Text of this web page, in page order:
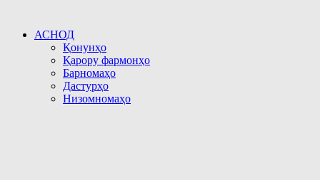
АСНОД
Қонунҳо
Қарору фармонҳо
Барномаҳо
Дастурҳо
Низомномаҳо